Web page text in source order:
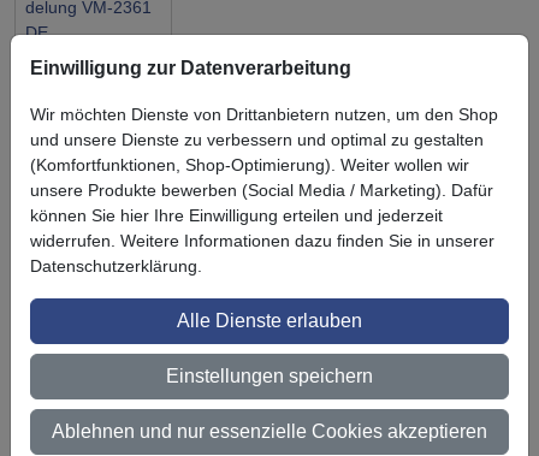
delung VM-2361
DE
Ihre Vorteile bei uns
3M BestPartner Commercial Solutions
Persönliche Beratung und Betreuung
Keine Mindestbestellmenge
Ab 300 € Nettowarenwert versandkostenfrei (innerhalb
Einwilligung zur Datenverarbeitung
Wir möchten Dienste von Drittanbietern nutzen, um den Shop
und unsere Dienste zu verbessern und optimal zu gestalten
(Komfortfunktionen, Shop-Optimierung). Weiter wollen wir
unsere Produkte bewerben (Social Media / Marketing). Dafür
können Sie hier Ihre Einwilligung erteilen und jederzeit
widerrufen. Weitere Informationen dazu finden Sie in unserer
Datenschutzerklärung.
Alle Dienste erlauben
Einstellungen speichern
Ablehnen und nur essenzielle Cookies akzeptieren